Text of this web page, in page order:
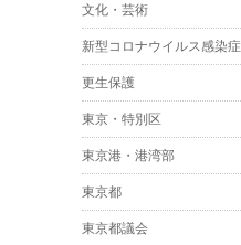
文化・芸術
新型コロナウイルス感染症
更生保護
東京・特別区
東京港・港湾部
東京都
東京都議会